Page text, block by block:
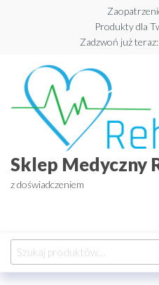
Produkty dla
Zadzwoń już
Sklep Medyczny
z doświadczeniem
Szukaj: